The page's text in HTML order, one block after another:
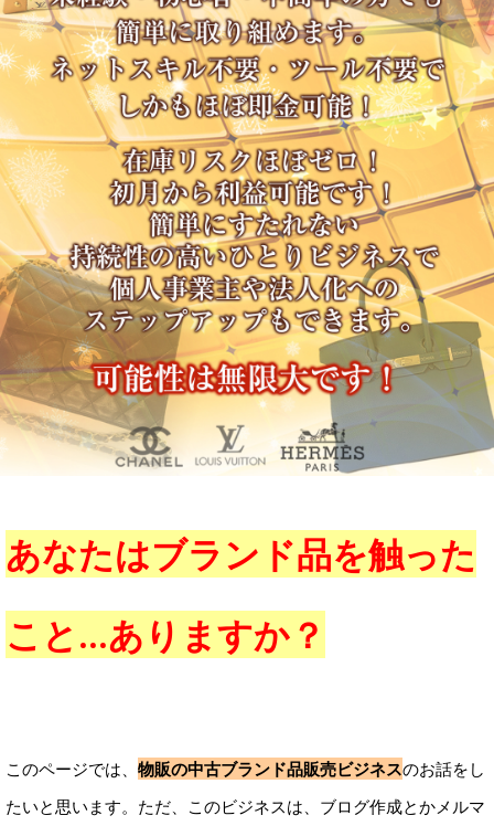
あなたはブランド品を触った
こと…ありますか？
このページでは、 物販の中古ブランド品販売ビジネスのお話をし
たいと思います。ただ、このビジネスは、ブログ作成とかメルマ